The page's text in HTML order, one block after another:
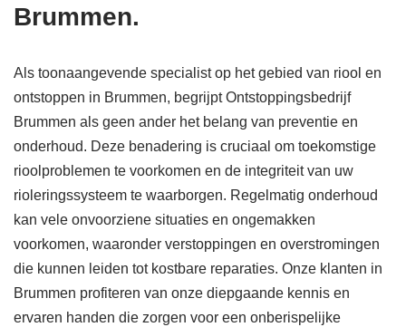
Brummen.
Als toonaangevende specialist op het gebied van riool en
ontstoppen in Brummen, begrijpt Ontstoppingsbedrijf
Brummen als geen ander het belang van preventie en
onderhoud. Deze benadering is cruciaal om toekomstige
rioolproblemen te voorkomen en de integriteit van uw
rioleringssysteem te waarborgen. Regelmatig onderhoud
kan vele onvoorziene situaties en ongemakken
voorkomen, waaronder verstoppingen en overstromingen
die kunnen leiden tot kostbare reparaties. Onze klanten in
Brummen profiteren van onze diepgaande kennis en
ervaren handen die zorgen voor een onberispelijke